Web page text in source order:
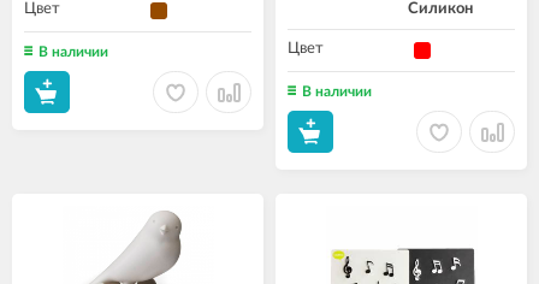
Цвет
В наличии
Силикон
Цвет
В наличии